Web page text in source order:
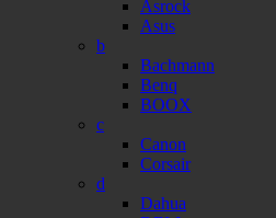
Asrock
Asus
b
Bachmann
Benq
BOOX
c
Canon
Corsair
d
Dahua